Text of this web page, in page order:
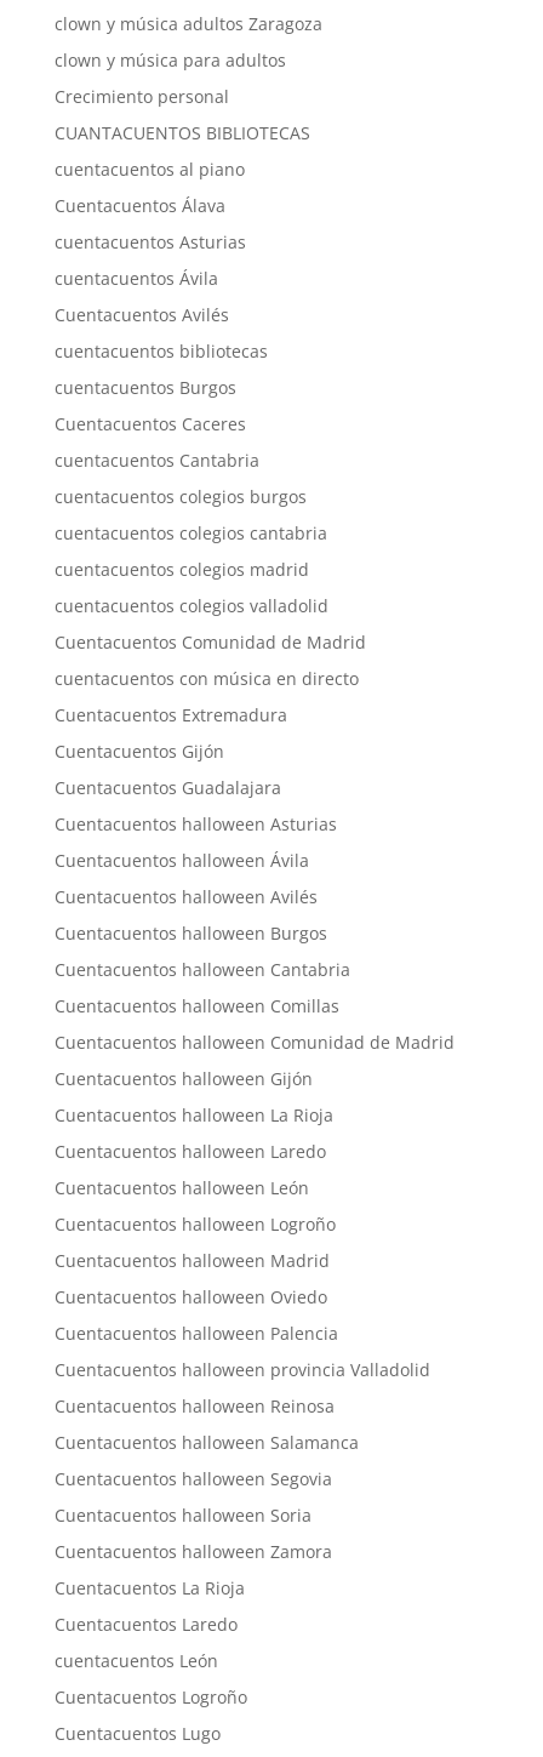
clown y música adultos Zaragoza
clown y música para adultos
Crecimiento personal
CUANTACUENTOS BIBLIOTECAS
cuentacuentos al piano
Cuentacuentos Álava
cuentacuentos Asturias
cuentacuentos Ávila
Cuentacuentos Avilés
cuentacuentos bibliotecas
cuentacuentos Burgos
Cuentacuentos Caceres
cuentacuentos Cantabria
cuentacuentos colegios burgos
cuentacuentos colegios cantabria
cuentacuentos colegios madrid
cuentacuentos colegios valladolid
Cuentacuentos Comunidad de Madrid
cuentacuentos con música en directo
Cuentacuentos Extremadura
Cuentacuentos Gijón
Cuentacuentos Guadalajara
Cuentacuentos halloween Asturias
Cuentacuentos halloween Ávila
Cuentacuentos halloween Avilés
Cuentacuentos halloween Burgos
Cuentacuentos halloween Cantabria
Cuentacuentos halloween Comillas
Cuentacuentos halloween Comunidad de Madrid
Cuentacuentos halloween Gijón
Cuentacuentos halloween La Rioja
Cuentacuentos halloween Laredo
Cuentacuentos halloween León
Cuentacuentos halloween Logroño
Cuentacuentos halloween Madrid
Cuentacuentos halloween Oviedo
Cuentacuentos halloween Palencia
Cuentacuentos halloween provincia Valladolid
Cuentacuentos halloween Reinosa
Cuentacuentos halloween Salamanca
Cuentacuentos halloween Segovia
Cuentacuentos halloween Soria
Cuentacuentos halloween Zamora
Cuentacuentos La Rioja
Cuentacuentos Laredo
cuentacuentos León
Cuentacuentos Logroño
Cuentacuentos Lugo